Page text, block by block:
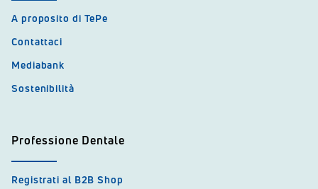
A proposito di TePe
Contattaci
Mediabank
Sostenibilità
Professione Dentale
Registrati al B2B Shop